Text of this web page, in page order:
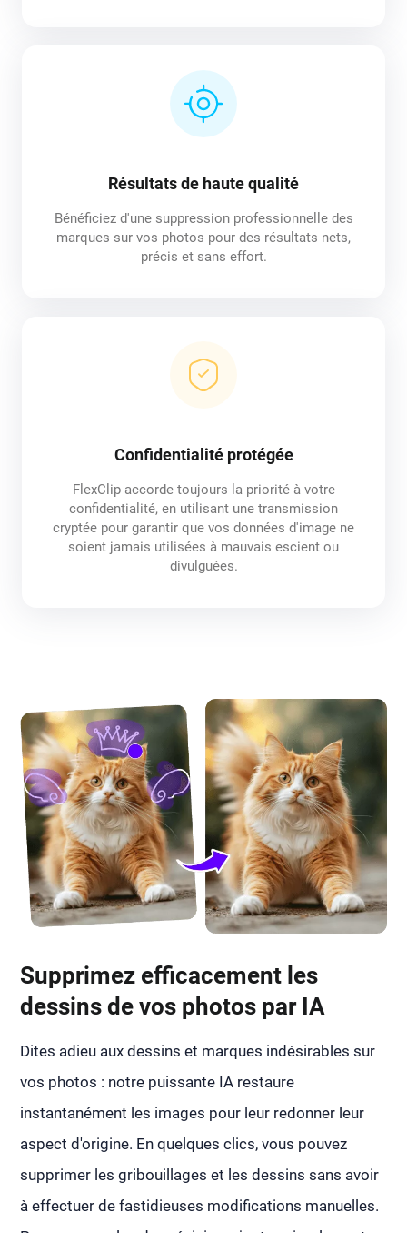
Résultats de haute qualité
Bénéficiez d'une suppression professionnelle des
marques sur vos photos pour des résultats nets,
précis et sans effort.
Confidentialité protégée
FlexClip accorde toujours la priorité à votre
confidentialité, en utilisant une transmission
cryptée pour garantir que vos données d'image ne
soient jamais utilisées à mauvais escient ou
divulguées.
Supprimez efficacement les
dessins de vos photos par IA
Dites adieu aux dessins et marques indésirables sur
vos photos : notre puissante IA restaure
instantanément les images pour leur redonner leur
aspect d'origine. En quelques clics, vous pouvez
supprimer les gribouillages et les dessins sans avoir
à effectuer de fastidieuses modifications manuelles.